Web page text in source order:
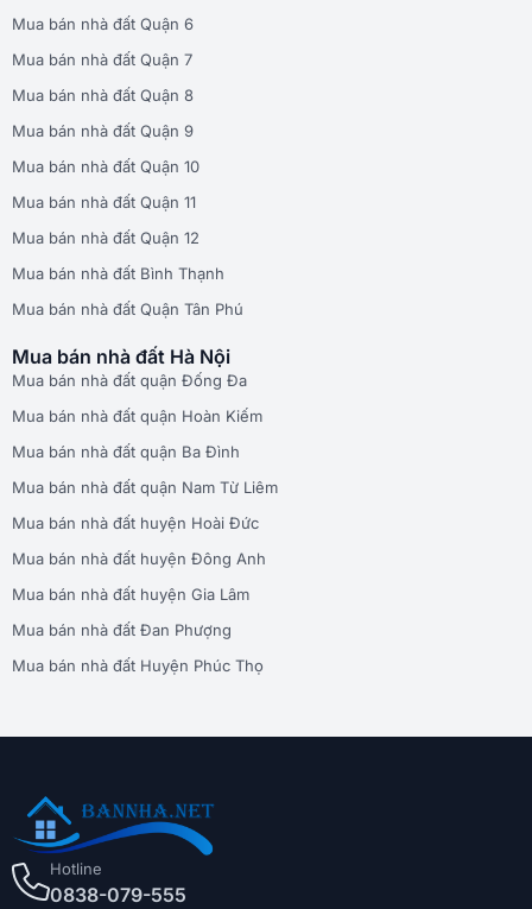
Mua bán nhà đất Quận 6
Mua bán nhà đất Quận 7
Mua bán nhà đất Quận 8
Mua bán nhà đất Quận 9
Mua bán nhà đất Quận 10
Mua bán nhà đất Quận 11
Mua bán nhà đất Quận 12
Mua bán nhà đất Bình Thạnh
Mua bán nhà đất Quận Tân Phú
Mua bán nhà đất Hà Nội
Mua bán nhà đất quận Đống Đa
Mua bán nhà đất quận Hoàn Kiếm
Mua bán nhà đất quận Ba Đình
Mua bán nhà đất quận Nam Từ Liêm
Mua bán nhà đất huyện Hoài Đức
Mua bán nhà đất huyện Đông Anh
Mua bán nhà đất huyện Gia Lâm
Mua bán nhà đất Đan Phượng
Mua bán nhà đất Huyện Phúc Thọ
Hotline
0838-079-555